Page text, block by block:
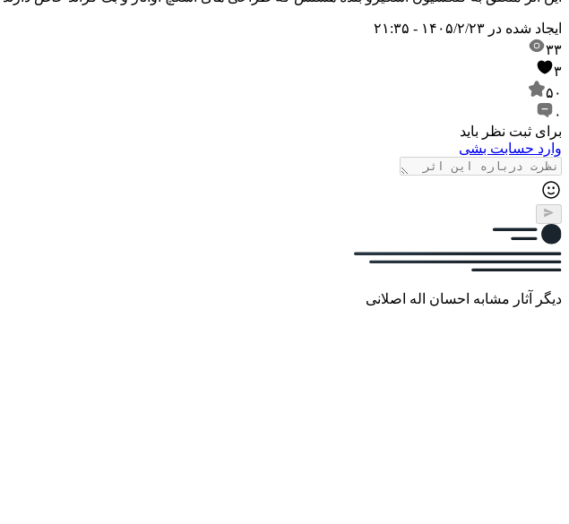
ایجاد شده در ۱۴۰۵/۲/۲۳ - ۲۱:۳۵
۳۳
۳
۵۰
۰
برای ثبت نظر باید
وارد حسابت بشی
دیگر آثار مشابه احسان اله اصلانی